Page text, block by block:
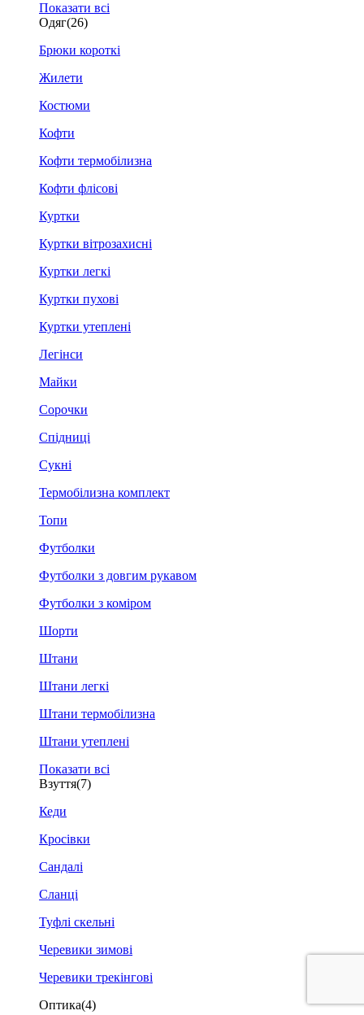
Показати всі
Одяг(26)
Брюки короткі
Жилети
Костюми
Кофти
Кофти термобілизна
Кофти флісові
Куртки
Куртки вітрозахисні
Куртки легкі
Куртки пухові
Куртки утеплені
Легінси
Майки
Сорочки
Спідниці
Сукні
Термобілизна комплект
Топи
Футболки
Футболки з довгим рукавом
Футболки з коміром
Шорти
Штани
Штани легкі
Штани термобілизна
Штани утеплені
Показати всі
Взуття(7)
Кеди
Кросівки
Сандалі
Сланці
Туфлі скельні
Черевики зимові
Черевики трекінгові
Оптика(4)